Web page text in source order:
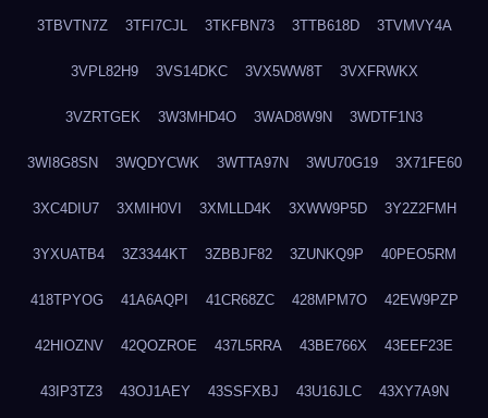
3TBVTN7Z 3TFI7CJL 3TKFBN73 3TTB618D 3TVMVY4A
3VPL82H9 3VS14DKC 3VX5WW8T 3VXFRWKX
3VZRTGEK 3W3MHD4O 3WAD8W9N 3WDTF1N3
3WI8G8SN 3WQDYCWK 3WTTA97N 3WU70G19 3X71FE60
3XC4DIU7 3XMIH0VI 3XMLLD4K 3XWW9P5D 3Y2Z2FMH
3YXUATB4 3Z3344KT 3ZBBJF82 3ZUNKQ9P 40PEO5RM
418TPYOG 41A6AQPI 41CR68ZC 428MPM7O 42EW9PZP
42HIOZNV 42QOZROE 437L5RRA 43BE766X 43EEF23E
43IP3TZ3 43OJ1AEY 43SSFXBJ 43U16JLC 43XY7A9N